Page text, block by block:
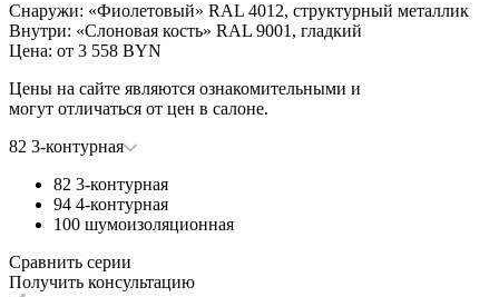
Снаружи: «Фиолетовый» RAL 4012, структурный металлик
Внутри: «Слоновая кость» RAL 9001, гладкий
Цена: от 3 558 BYN
Цены на сайте являются ознакомительными и
могут отличаться от цен в салоне.
82 3-контурная
82 3-контурная
94 4-контурная
100 шумоизоляционная
Сравнить серии
Получить консультацию